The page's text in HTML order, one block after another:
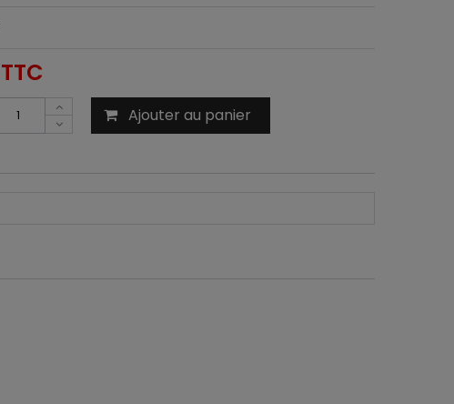
TTC
Ajouter au panier